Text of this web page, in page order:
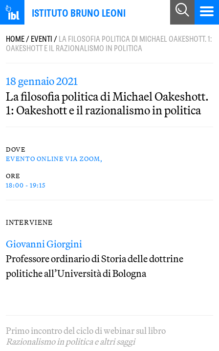
ISTITUTO BRUNO LEONI
HOME/EVENTI/LA FILOSOFIA POLITICA DI MICHAEL OAKESHOTT. 1:
OAKESHOTT E IL RAZIONALISMO IN POLITICA
18 gennaio 2021
La filosofia politica di Michael Oakeshott.
1: Oakeshott e il razionalismo in politica
DOVE
EVENTO ONLINE VIA ZOOM,
ORE
18:00 - 19:15
INTERVIENE
Giovanni Giorgini
Professore ordinario di Storia delle dottrine
politiche all’Università di Bologna
Primo incontro del ciclo di webinar sul libro
Razionalismo in politica e altri saggi